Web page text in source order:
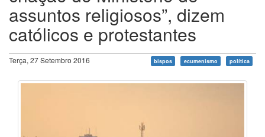
assuntos religiosos”, dizem
católicos e protestantes
Terça, 27 Setembro 2016 bispos ecumenismo política